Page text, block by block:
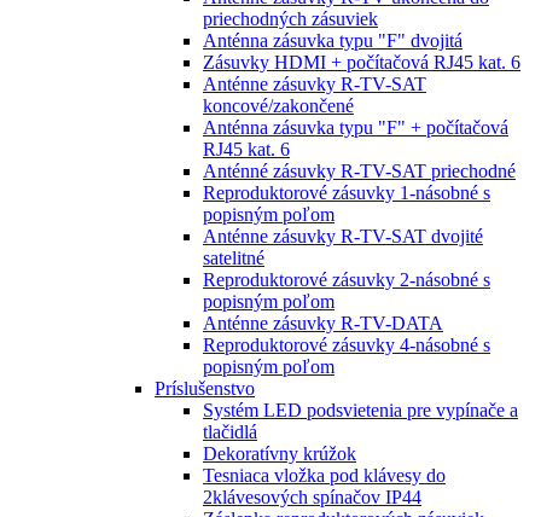
priechodných zásuviek
Anténna zásuvka typu "F" dvojitá
Zásuvky HDMI + počítačová RJ45 kat. 6
Anténne zásuvky R-TV-SAT
koncové/zakončené
Anténna zásuvka typu "F" + počítačová
RJ45 kat. 6
Anténné zásuvky R-TV-SAT priechodné
Reproduktorové zásuvky 1-násobné s
popisným poľom
Anténne zásuvky R-TV-SAT dvojité
satelitné
Reproduktorové zásuvky 2-násobné s
popisným poľom
Anténne zásuvky R-TV-DATA
Reproduktorové zásuvky 4-násobné s
popisným poľom
Príslušenstvo
Systém LED podsvietenia pre vypínače a
tlačidlá
Dekoratívny krúžok
Tesniaca vložka pod klávesy do
2klávesových spínačov IP44